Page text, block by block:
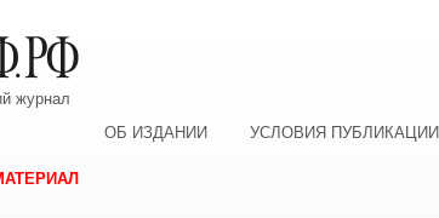
журнал
ОБ ИЗДАНИИ
УСЛОВИЯ ПУБЛИКАЦИИ